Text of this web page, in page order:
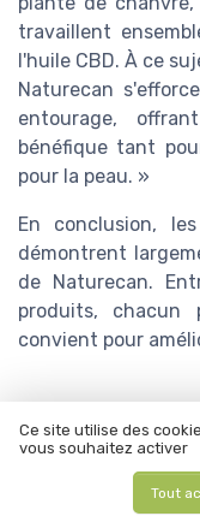
travaillent
l'huile CBD. À ce
Naturecan
entourage,
bénéfique tant
pour la peau. »
En conclusion,
démontrent
de Naturecan.
produits,
convient pour
Ce site utilise des
vous souhaitez activer
Tout